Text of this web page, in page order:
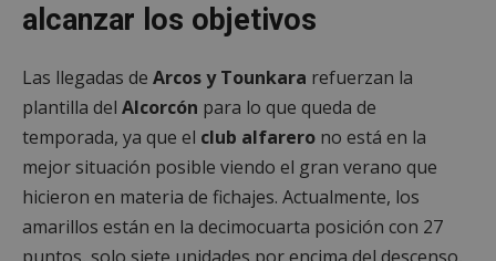
alcanzar los objetivos
Las llegadas de Arcos y Tounkara refuerzan la
plantilla del Alcorcón para lo que queda de
temporada, ya que el club alfarero no está en la
mejor situación posible viendo el gran verano que
hicieron en materia de fichajes. Actualmente, los
amarillos están en la decimocuarta posición con 27